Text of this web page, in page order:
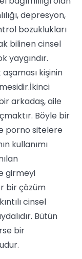
depresyon,
bozuklukları
bilinen cinsel
yaygındır.
kişinin
arkadaş, aile
Böyle bir
porno sitelere
kullanımı
girmeyi
bir çözüm
cinsel
Bütün
bir